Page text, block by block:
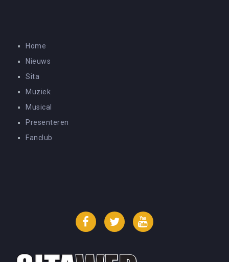
Home
Nieuws
Sita
Muziek
Musical
Presenteren
Fanclub
FacebookTwitter YouTube